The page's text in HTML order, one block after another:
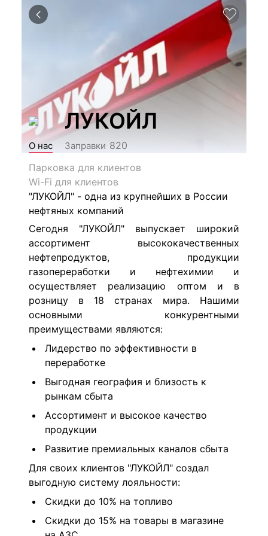
ЛУКОЙЛ
О нас Заправки 820
Парковка для клиентов
Wi-Fi для клиентов
"ЛУКОЙЛ" - одна из крупнейших в России
нефтяных компаний
Сегодня "ЛУКОЙЛ" выпускает широкий
ассортимент высококачественных
нефтепродуктов, продукции
газопереработки и нефтехимии и
осуществляет реализацию оптом и в
розницу в 18 странах мира. Нашими
основными конкурентными
преимуществами являются:
Лидерство по эффективности в
переработке
Выгодная география и близость к
рынкам сбыта
Ассортимент и высокое качество
продукции
Развитие премиальных каналов сбыта
Для своих клиентов "ЛУКОЙЛ" создал
выгодную систему лояльности:
Скидки до 10% на топливо
Скидки до 15% на товары в магазине